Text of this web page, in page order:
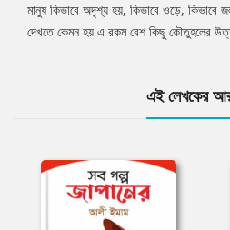
Tab
মানুষ কিভাবে অদৃশ্য হয়, কিভাবে ওড়ে, কিভাবে
দেখতে কেমন হয় এ রকম বেশ কিছু কৌতুহলের
এই লেখকের